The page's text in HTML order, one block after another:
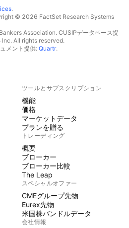
.
© 2026 FactSet Research Systems
Association. CUSIPデータベース提
All rights reserved.
メント提供: Quartr.
ツールとサブスクリプション
機能
価格
マーケットデータ
プランを贈る
トレーディング
概要
ブローカー
ブローカー比較
The Leap
スペシャルオファー
CMEグループ先物
Eurex先物
米国株バンドルデータ
会社情報